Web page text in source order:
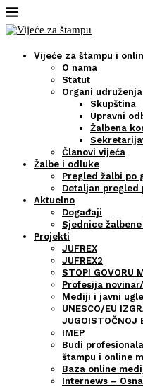
Vijeće za štampu i
O nama
Statut
Organi udruženja
Skupština
Upravni
Žalbena
Članovi vijeća
Žalbe i odluke
Pregled žalbi po
Detaljan pregled
Aktuelno
Događaji
Sjednice
Projekti
JUFREX
JUFREX2
STOP! GOVORU
Profesija
Mediji i javni
UNESCO/EU
JUGOISTOČNOJ
IMEP
Budi
štampu i online
Baza online
Internews –